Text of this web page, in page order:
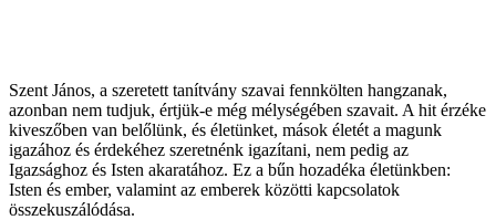
Szent János, a szeretett tanítvány szavai fennkölten hangzanak,
azonban nem tudjuk, értjük-e még mélységében szavait. A hit érzéke
kiveszőben van belőlünk, és életünket, mások életét a magunk
igazához és érdekéhez szeretnénk igazítani, nem pedig az
Igazsághoz és Isten akaratához. Ez a bűn hozadéka életünkben:
Isten és ember, valamint az emberek közötti kapcsolatok
összekuszálódása.